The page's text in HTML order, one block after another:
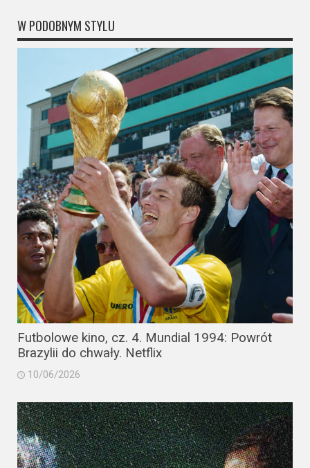
W PODOBNYM STYLU
Futbolowe kino, cz. 4. Mundial 1994: Powrót
Brazylii do chwały. Netflix
10/06/2026